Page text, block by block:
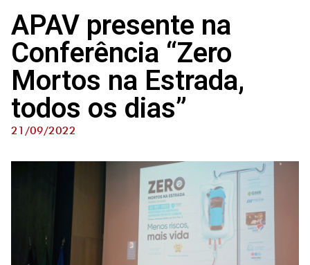
APAV presente na
Conferência “Zero
Mortos na Estrada,
todos os dias”
21/09/2022